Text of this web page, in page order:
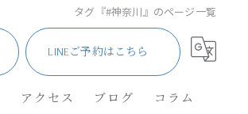
タグ『#神奈川』のページ一覧
LINEご予約はこちら
アクセス ブログ コラム